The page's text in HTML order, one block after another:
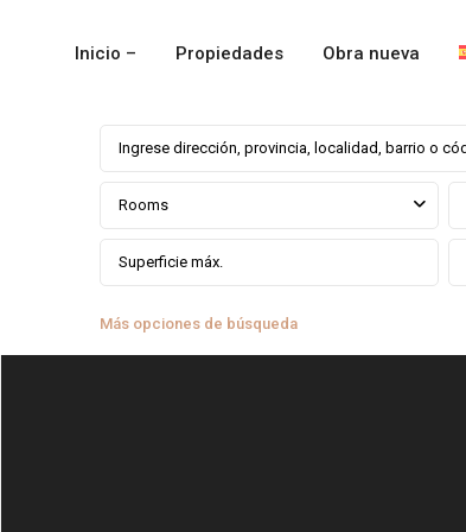
Inicio – Propiedades Obra nueva
Rooms
Más opciones de búsqueda